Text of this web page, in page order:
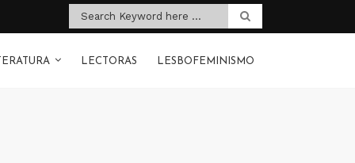
LECTORAS LESBOFEMINISMO